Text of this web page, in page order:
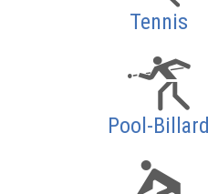
Tennis
Pool-Billard